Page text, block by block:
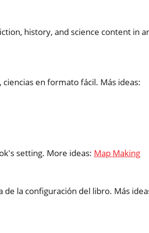
history, and science content in
en formato fácil. Más ideas:
setting. More ideas: Map Making
la configuración del libro. Más